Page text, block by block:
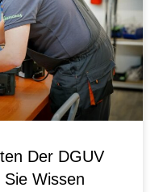
Der DGUV
Wissen